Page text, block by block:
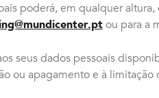
poderá, em qualquer
ou para a
seus dados pessoais
ou apagamento e à limitação